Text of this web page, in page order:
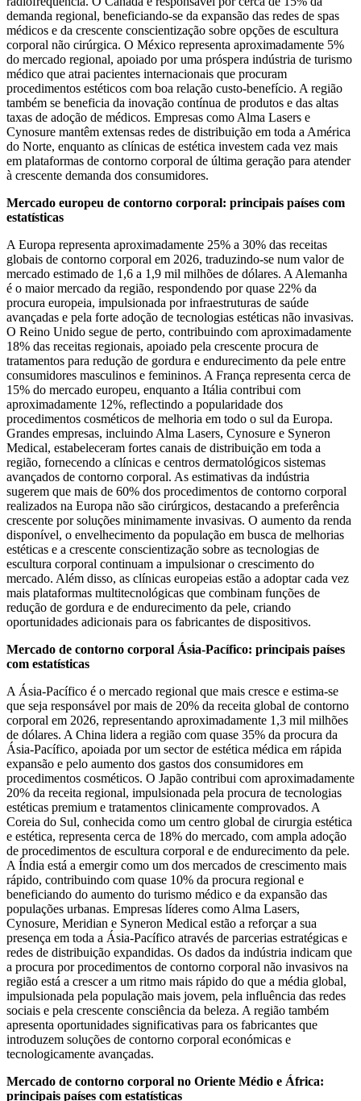
demanda regional, beneficiando-se da expansão das redes de spas
médicos e da crescente conscientização sobre opções de escultura
corporal não cirúrgica. O México representa aproximadamente 5%
do mercado regional, apoiado por uma próspera indústria de turismo
médico que atrai pacientes internacionais que procuram
procedimentos estéticos com boa relação custo-benefício. A região
também se beneficia da inovação contínua de produtos e das altas
taxas de adoção de médicos. Empresas como Alma Lasers e
Cynosure mantêm extensas redes de distribuição em toda a América
do Norte, enquanto as clínicas de estética investem cada vez mais
em plataformas de contorno corporal de última geração para atender
à crescente demanda dos consumidores.
Mercado europeu de contorno corporal: principais países com
estatísticas
A Europa representa aproximadamente 25% a 30% das receitas
globais de contorno corporal em 2026, traduzindo-se num valor de
mercado estimado de 1,6 a 1,9 mil milhões de dólares. A Alemanha
é o maior mercado da região, respondendo por quase 22% da
procura europeia, impulsionada por infraestruturas de saúde
avançadas e pela forte adoção de tecnologias estéticas não invasivas.
O Reino Unido segue de perto, contribuindo com aproximadamente
18% das receitas regionais, apoiado pela crescente procura de
tratamentos para redução de gordura e endurecimento da pele entre
consumidores masculinos e femininos. A França representa cerca de
15% do mercado europeu, enquanto a Itália contribui com
aproximadamente 12%, reflectindo a popularidade dos
procedimentos cosméticos de melhoria em todo o sul da Europa.
Grandes empresas, incluindo Alma Lasers, Cynosure e Syneron
Medical, estabeleceram fortes canais de distribuição em toda a
região, fornecendo a clínicas e centros dermatológicos sistemas
avançados de contorno corporal. As estimativas da indústria
sugerem que mais de 60% dos procedimentos de contorno corporal
realizados na Europa não são cirúrgicos, destacando a preferência
crescente por soluções minimamente invasivas. O aumento da renda
disponível, o envelhecimento da população em busca de melhorias
estéticas e a crescente conscientização sobre as tecnologias de
escultura corporal continuam a impulsionar o crescimento do
mercado. Além disso, as clínicas europeias estão a adoptar cada vez
mais plataformas multitecnológicas que combinam funções de
redução de gordura e de endurecimento da pele, criando
oportunidades adicionais para os fabricantes de dispositivos.
Mercado de contorno corporal Ásia-Pacífico: principais países
com estatísticas
A Ásia-Pacífico é o mercado regional que mais cresce e estima-se
que seja responsável por mais de 20% da receita global de contorno
corporal em 2026, representando aproximadamente 1,3 mil milhões
de dólares. A China lidera a região com quase 35% da procura da
Ásia-Pacífico, apoiada por um sector de estética médica em rápida
expansão e pelo aumento dos gastos dos consumidores em
procedimentos cosméticos. O Japão contribui com aproximadamente
20% da receita regional, impulsionada pela procura de tecnologias
estéticas premium e tratamentos clinicamente comprovados. A
Coreia do Sul, conhecida como um centro global de cirurgia estética
e estética, representa cerca de 18% do mercado, com ampla adoção
de procedimentos de escultura corporal e de endurecimento da pele.
A Índia está a emergir como um dos mercados de crescimento mais
rápido, contribuindo com quase 10% da procura regional e
beneficiando do aumento do turismo médico e da expansão das
populações urbanas. Empresas líderes como Alma Lasers,
Cynosure, Meridian e Syneron Medical estão a reforçar a sua
presença em toda a Ásia-Pacífico através de parcerias estratégicas e
redes de distribuição expandidas. Os dados da indústria indicam que
a procura por procedimentos de contorno corporal não invasivos na
região está a crescer a um ritmo mais rápido do que a média global,
impulsionada pela população mais jovem, pela influência das redes
sociais e pela crescente consciência da beleza. A região também
apresenta oportunidades significativas para os fabricantes que
introduzem soluções de contorno corporal económicas e
tecnologicamente avançadas.
Mercado de contorno corporal no Oriente Médio e África:
principais países com estatísticas